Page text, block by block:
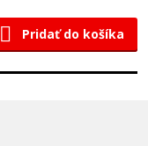
Pridať do košíka